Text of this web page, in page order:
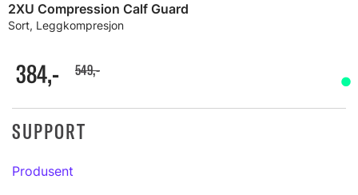
2XU Compression Calf Guard
Sort, Leggkompresjon
384,- 549,-
SUPPORT
Produsent